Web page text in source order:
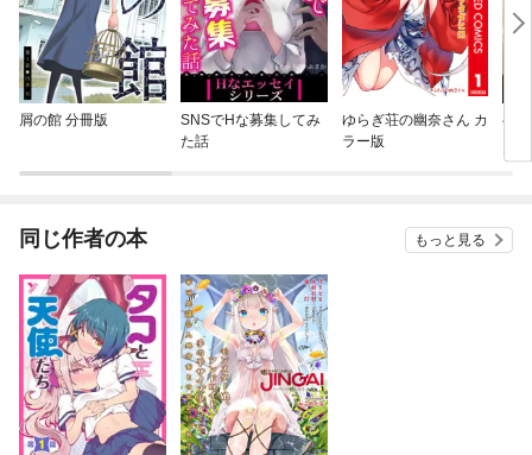
屑の館 分冊版
SNSでHな募集してみ
た話
ゆらぎ荘の幽奈さん カ
ラー版
ベ
同じ作者の本 もっと見る